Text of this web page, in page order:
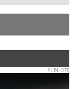
PUBLICITE